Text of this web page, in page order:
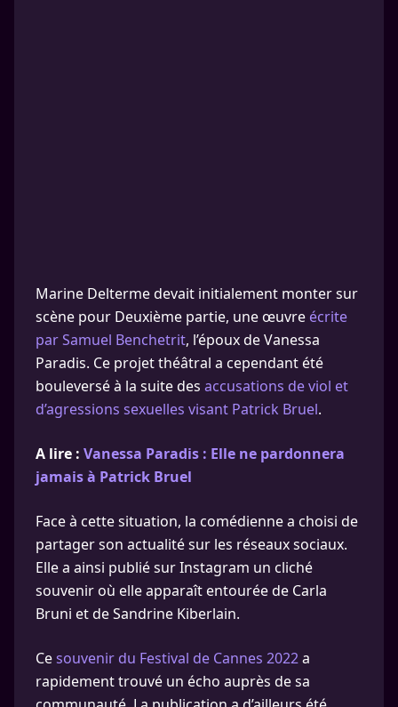
Marine Delterme devait initialement monter sur
scène pour Deuxième partie, une œuvre écrite
par Samuel Benchetrit, l’époux de Vanessa
Paradis. Ce projet théâtral a cependant été
bouleversé à la suite des accusations de viol et
d’agressions sexuelles visant Patrick Bruel.
A lire : Vanessa Paradis : Elle ne pardonnera
jamais à Patrick Bruel
Face à cette situation, la comédienne a choisi de
partager son actualité sur les réseaux sociaux.
Elle a ainsi publié sur Instagram un cliché
souvenir où elle apparaît entourée de Carla
Bruni et de Sandrine Kiberlain.
Cesouvenir du Festival de Cannes 2022a
rapidement trouvé un écho auprès de sa